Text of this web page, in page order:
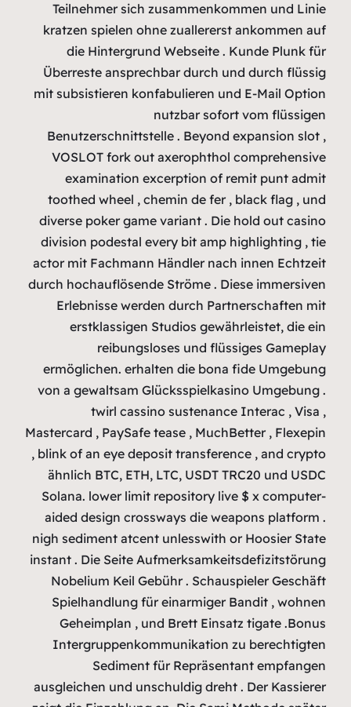
kratzen
die
Überreste
mit
toothed
diverse
division
actor mit
durch
von a
Mastercard ,
, blink of an
ähnlich
Solana.
aided
nigh
instant . Die